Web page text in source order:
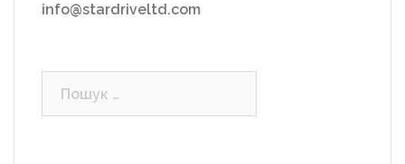
info@stardriveltd.com